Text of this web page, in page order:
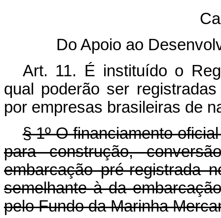
Do Apoio ao
Art. 11. É instituído o
qual poderão ser
por empresas brasileiras de
§ 1º O financiamento
para construção,
embarcação pré-registrada
semelhante à da
pelo Fundo da Marinha